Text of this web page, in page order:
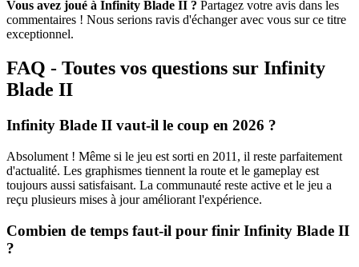
Vous avez joué à Infinity Blade II ? Partagez votre avis dans les
commentaires ! Nous serions ravis d'échanger avec vous sur ce titre
exceptionnel.
FAQ - Toutes vos questions sur Infinity
Blade II
Infinity Blade II vaut-il le coup en 2026 ?
Absolument ! Même si le jeu est sorti en 2011, il reste parfaitement
d'actualité. Les graphismes tiennent la route et le gameplay est
toujours aussi satisfaisant. La communauté reste active et le jeu a
reçu plusieurs mises à jour améliorant l'expérience.
Combien de temps faut-il pour finir Infinity Blade II
?